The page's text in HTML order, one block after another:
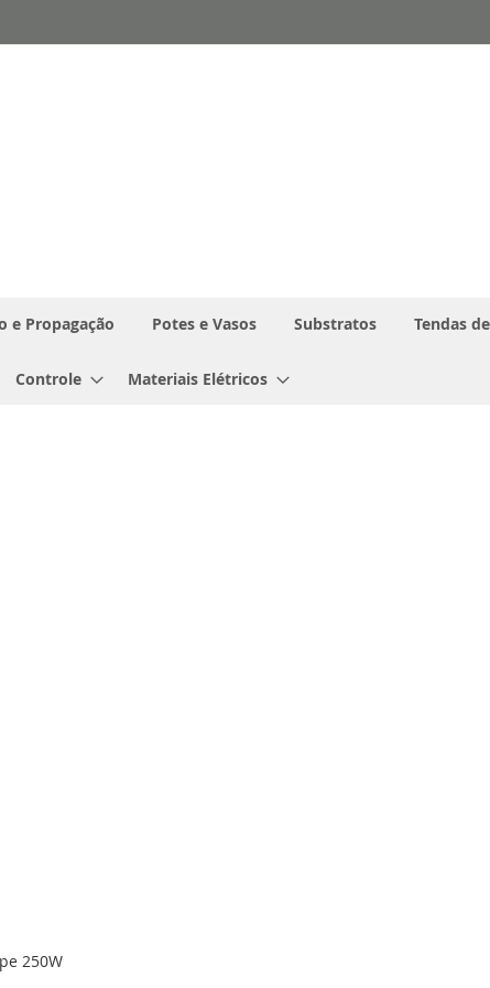
e Propagação Potes e Vasos Substratos Tendas
Controle Materiais Elétricos
250W